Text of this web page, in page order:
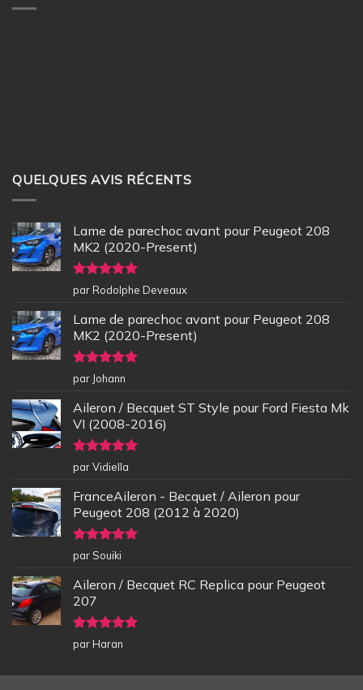
QUELQUES AVIS RÉCENTS
Lame de parechoc avant pour Peugeot 208
MK2 (2020-Present)
Note5sur
5
par Rodolphe Deveaux
Lame de parechoc avant pour Peugeot 208
MK2 (2020-Present)
Note5sur
5
par Johann
Aileron / Becquet ST Style pour Ford Fiesta Mk
VI (2008-2016)
Note5sur
5
par Vidiella
FranceAileron - Becquet / Aileron pour
Peugeot 208 (2012 à 2020)
Note5sur
5
par Souiki
Aileron / Becquet RC Replica pour Peugeot
207
Note5sur
5
par Haran